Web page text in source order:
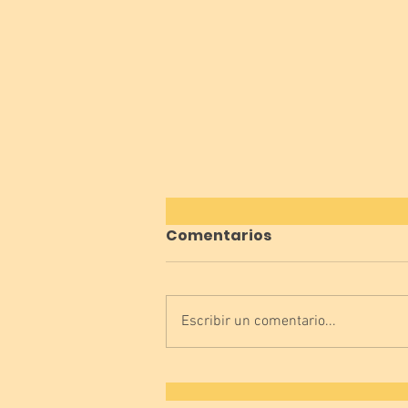
¿Vosotros que tenéis,
Comentarios
Escribir un comentario...